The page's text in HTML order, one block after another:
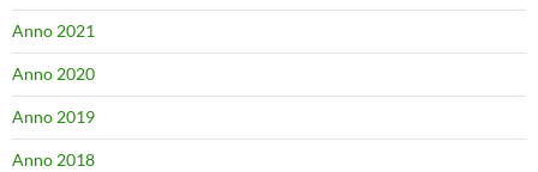
Anno 2021
Anno 2020
Anno 2019
Anno 2018